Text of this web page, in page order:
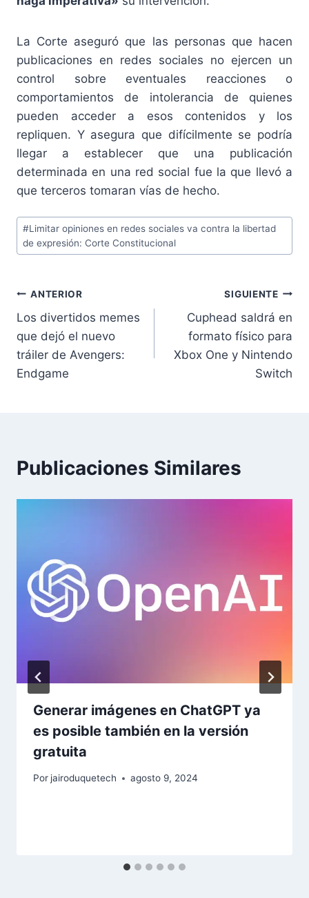
La Corte aseguró que las personas que hacen
publicaciones en redes sociales no ejercen un
control sobre eventuales reacciones o
comportamientos de intolerancia de quienes
pueden acceder a esos contenidos y los
repliquen. Y asegura que difícilmente se podría
llegar a establecer que una publicación
determinada en una red social fue la que llevó a
que terceros tomaran vías de hecho.
Etiquetas
de
la
#Limitar opiniones en redes sociales va contra la libertad
de expresión: Corte Constitucional
Navegación
de
entradas
ANTERIOR
Los divertidos memes
que dejó el nuevo
tráiler de Avengers:
Endgame
SIGUIENTE
Cuphead saldrá en
formato físico para
Xbox One y Nintendo
Switch
Publicaciones Similares
Generar imágenes en ChatGPT ya
es posible también en la versión
gratuita
Por jairoduquetech agosto 9, 2024